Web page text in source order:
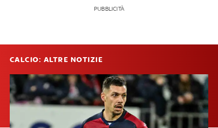
PUBBLICITÀ
CALCIO: ALTRE NOTIZIE